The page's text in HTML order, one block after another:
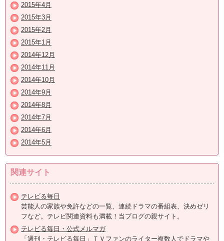
2015年4月
2015年3月
2015年2月
2015年1月
2014年12月
2014年11月
2014年10月
2014年9月
2014年8月
2014年7月
2014年6月
2014年5月
関連サイト
テレビる毎日
芸能人の家族や免許などの一覧、連続ドラマの番組表、決めゼリ
フなど。テレビ関連資料も満載！当ブログの親サイト。
テレビる毎日・公式メルマガ
「週刊・テレビる毎日」ＴＶファンのライター複数人でドラマや